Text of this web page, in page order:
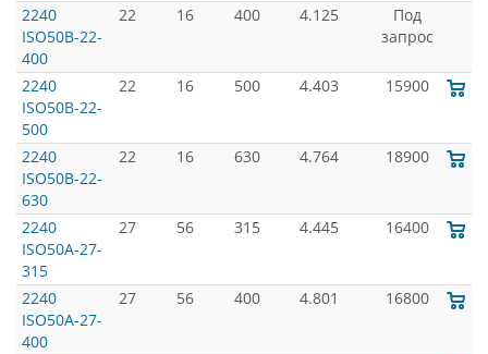
2240
ISO50B-22-
400
22 16 400 4.125
Под
запрос
2240
ISO50B-22-
500
22 16 500 4.403 15900
2240
ISO50B-22-
630
22 16 630 4.764 18900
2240
ISO50A-27-
315
27 56 315 4.445 16400
2240
ISO50A-27-
400
27 56 400 4.801 16800